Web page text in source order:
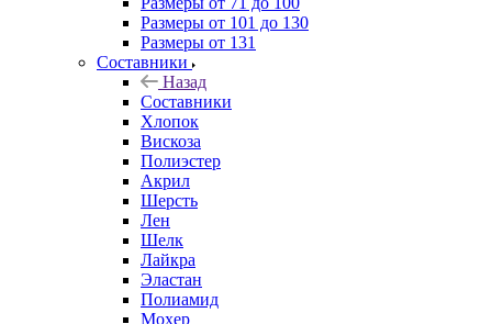
Размеры от 101 до 130
Размеры от 131
Составники
Назад
Составники
Хлопок
Вискоза
Полиэстер
Акрил
Шерсть
Лен
Шелк
Лайкра
Эластан
Полиамид
Мохер